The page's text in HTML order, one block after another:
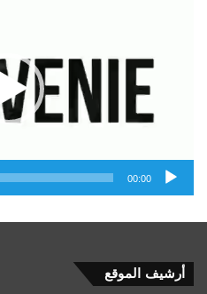
00:00
أرشيف الموقع
أرشيف
الموقع